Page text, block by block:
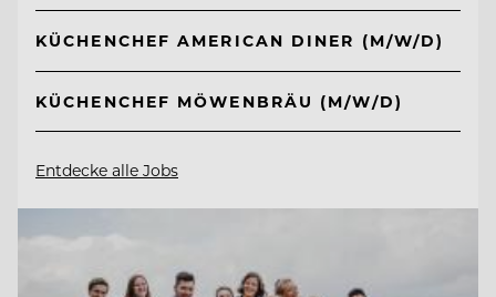
KÜCHENCHEF AMERICAN DINER (M/W/D)
KÜCHENCHEF MÖWENBRÄU (M/W/D)
Entdecke alle Jobs